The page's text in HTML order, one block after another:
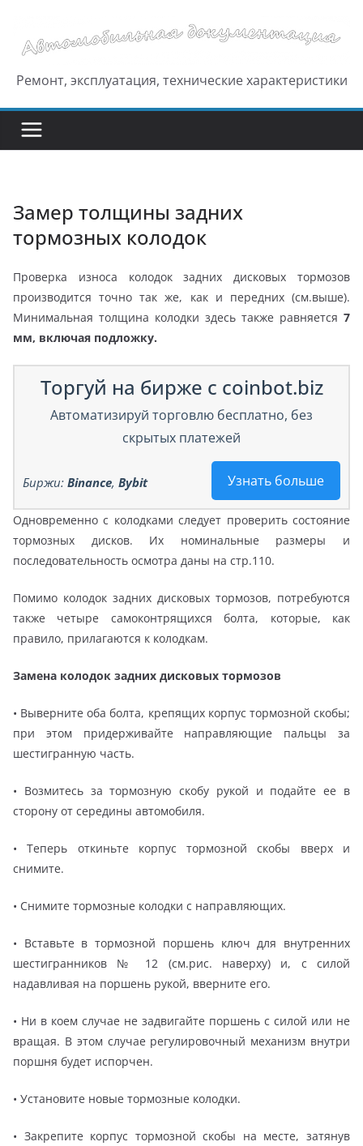
содержимому
Ремонт, эксплуатация, технические характеристики
Замер толщины задних
тормозных колодок
Проверка износа колодок задних дисковых тормозов
производится точно так же, как и передних (см.выше).
Минимальная толщина колодки здесь также равняется 7
мм, включая подложку.
Торгуй на бирже с coinbot.biz
Автоматизируй торговлю бесплатно, без
скрытых платежей
Узнать больше
Биржи: Binance, Bybit
Одновременно с колодками следует проверить состояние
тормозных дисков. Их номинальные размеры и
последовательность осмотра даны на стр.110.
Помимо колодок задних дисковых тормозов, потребуются
также четыре самоконтрящихся болта, которые, как
правило, прилагаются к колодкам.
Замена колодок задних дисковых тормозов
• Выверните оба болта, крепящих корпус тормозной скобы;
при этом придерживайте направляющие пальцы за
шестигранную часть.
• Возмитесь за тормозную скобу рукой и подайте ее в
сторону от середины автомобиля.
• Теперь откиньте корпус тормозной скобы вверх и
снимите.
• Снимите тормозные колодки с направляющих.
• Вставьте в тормозной поршень ключ для внутренних
шестигранников № 12 (см.рис. наверху) и, с силой
надавливая на поршень рукой, вверните его.
• Ни в коем случае не задвигайте поршень с силой или не
вращая. В этом случае регулировочный механизм внутри
поршня будет испорчен.
• Установите новые тормозные колодки.
• Закрепите корпус тормозной скобы на месте, затянув